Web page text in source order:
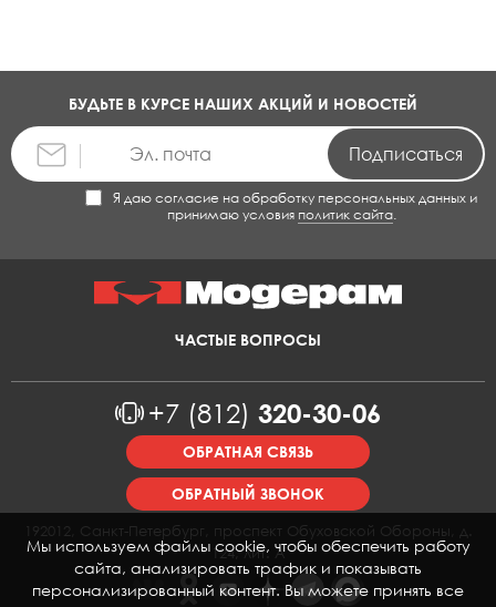
БУДЬТЕ В КУРСЕ НАШИХ АКЦИЙ И НОВОСТЕЙ
Я даю согласие на обработку персональных данных и
принимаю условия политик сайта.
ЧАСТЫЕ ВОПРОСЫ
+7 (812) 320-30-06
ОБРАТНАЯ СВЯЗЬ
ОБРАТНЫЙ ЗВОНОК
192012, Санкт-Петербург, проспект Обуховской Обороны, д.
124, лит. А
Мы используем файлы cookie, чтобы обеспечить работу
сайта, анализировать трафик и показывать
персонализированный контент. Вы можете принять все